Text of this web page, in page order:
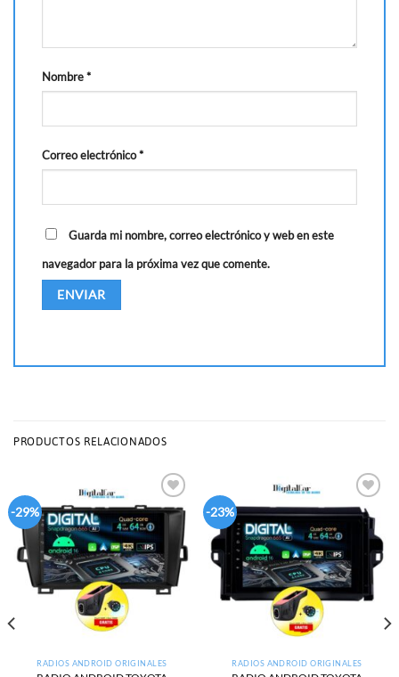
Nombre *
Correo electrónico*
Guarda mi nombre, correo electrónico y web en este
navegador para la próxima vez que comente.
PRODUCTOS RELACIONADOS
-29%
Add to
RADIOS ANDROID ORIGINALES
-23%
Add to
wishlist
RADIOS ANDROID ORIGINALES